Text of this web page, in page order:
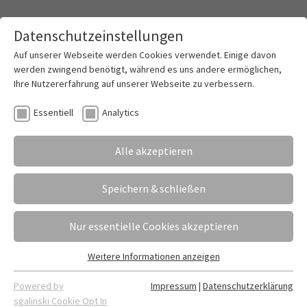
Demokratie stärken – Projekttag und Dialog
mit politischen Gästen
Fabian Dietrich
Wie steht es um unsere Demokratie? Und was
können wir tun, um sie zu schützen? Diesen
spannenden und zugleich hochaktuellen Fragen
widmete sich unsere Jahrgangsstufe 12 des
Wirtschaftsgymnasiums mit Politiklehrerin Gunja
Schau im Rahmen eines besonderen Projekttages.
Über 100 Schülerinnen und Schüler tauchten dabei
tief in die Welt von Autokratien und Demokratien
Datenschutzeinstellungen
Auf unserer Webseite werden Cookies verwendet. Einige davon
werden zwingend benötigt, während es uns andere ermöglichen,
Ihre Nutzererfahrung auf unserer Webseite zu verbessern.
Essentiell Analytics
Alle akzeptieren
Speichern & schließen
Nur essentielle Cookies akzeptieren
Essentielle Cookies werden für grundlegende Funktionen der
Webseite benötigt. Dadurch ist gewährleistet, dass die
Weitere Informationen anzeigen
Powered by
sgalinski Cookie Opt In
Impressum | Datenschutzerklärung